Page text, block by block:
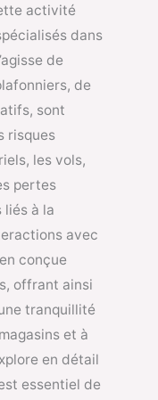
activité
dans
de
de
sont
risques
les vols,
pertes
liés à la
avec
conçue
offrant ainsi
tranquillité
et à
en détail
essentiel de